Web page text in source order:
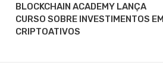
BLOCKCHAIN ACADEMY LANÇA
CURSO SOBRE INVESTIMENTOS EM
CRIPTOATIVOS